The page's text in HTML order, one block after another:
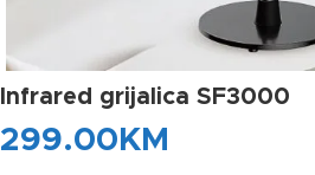
Infrared grijalica SF3000
299.00 KM